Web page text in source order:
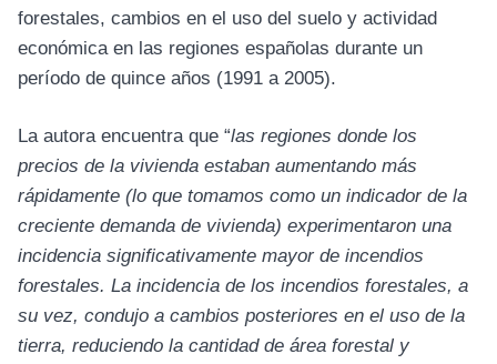
forestales, cambios en el uso del suelo y actividad
económica en las regiones españolas durante un
período de quince años (1991 a 2005).
La autora encuentra que “las regiones donde los
precios de la vivienda estaban aumentando más
rápidamente (lo que tomamos como un indicador de la
creciente demanda de vivienda) experimentaron una
incidencia significativamente mayor de incendios
forestales. La incidencia de los incendios forestales, a
su vez, condujo a cambios posteriores en el uso de la
tierra, reduciendo la cantidad de área forestal y